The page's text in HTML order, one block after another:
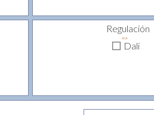
Regulación
⇔
Dali